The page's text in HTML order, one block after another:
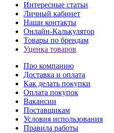
Интересные статьи
Личный кабинет
Наши контакты
Онлайн-Калькулятор
Товары по брендам
Уценка товаров
Про компанию
Доставка и оплата
Как делать покупки
Оплата покупок
Вакансии
Поставщикам
Условия использования
Правила работы